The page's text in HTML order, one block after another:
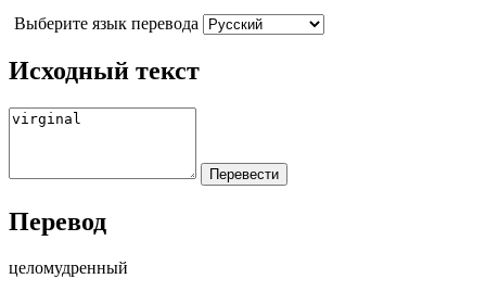
Выберите язык перевода
Исходный текст
Перевод
целомудренный